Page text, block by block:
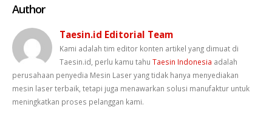
Author
Taesin.id Editorial Team
Kami adalah tim editor konten artikel yang dimuat di
Taesin.id, perlu kamu tahu Taesin Indonesia adalah
perusahaan penyedia Mesin Laser yang tidak hanya menyediakan
mesin laser terbaik, tetapi juga menawarkan solusi manufaktur untuk
meningkatkan proses pelanggan kami.